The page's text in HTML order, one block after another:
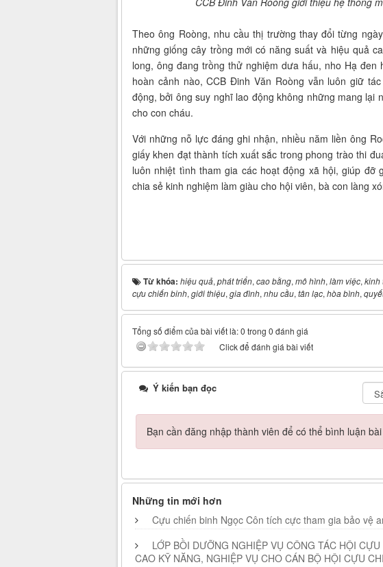
Theo ông Roòng, nhu cầu thị trường thay đổi từng
những giống cây trồng mới có năng suất và hiệu quả
long, ông đang trồng thử nghiệm dưa hấu, nho Hạ
hoàn cảnh nào, CCB Đinh Văn Roòng vẫn luôn giữ
động, bởi ông suy nghĩ lao động không những mang lại
cho con cháu.
Với những nỗ lực đáng ghi nhận, nhiều năm liền ông
giấy khen đạt thành tích xuất sắc trong phong trào thi
luôn nhiệt tình tham gia các hoạt động xã hội, giúp đỡ
chia sẻ kinh nghiệm làm giàu cho hội viên, bà con làng
Từ khóa: hiệu quả, phát triển, cao bằng, mô hình, làm việc, kinh
cựu chiến binh, giới thiệu, gia đình, nhu cầu, tân lạc, hòa bình,
Tổng số điểm của bài viết là: 0 trong 0 đánh giá
Click để đánh giá bài viết
Ý kiến bạn đọc
Bạn cần đăng nhập thành viên để có thể bình luận
Những tin mới hơn
Cựu chiến binh Ngọc Côn tích cực tham gia bảo vệ
LỚP BỒI DƯỠNG NGHIỆP VỤ CÔNG TÁC HỘI
CAO KỸ NĂNG, NGHIỆP VỤ CHO CÁN BỘ HỘI CỰU